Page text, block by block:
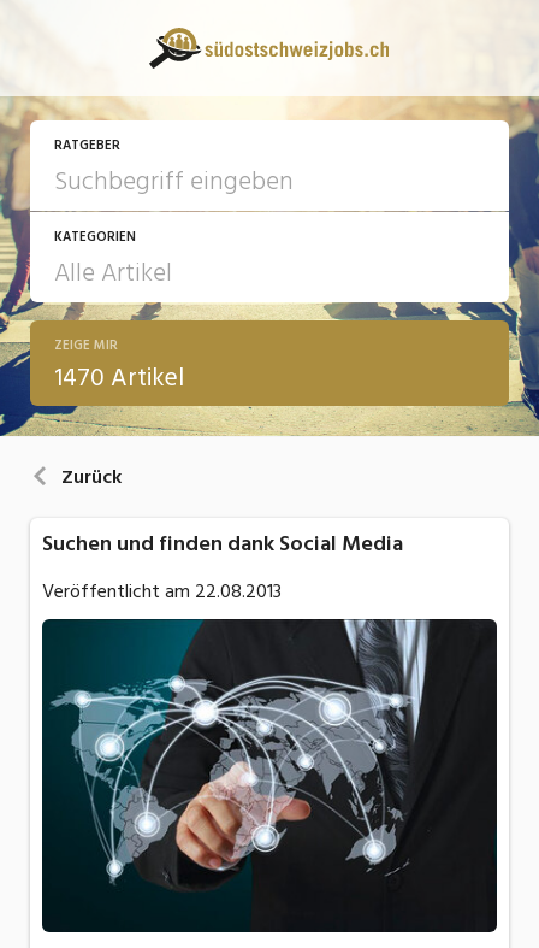
RATGEBER
KATEGORIEN
13 Fragen - 13 Antworten
Arbeit
ZEIGE MIR
1470 Artikel
Zurück
Suchen und finden dank Social Media
Veröffentlicht am 22.08.2013